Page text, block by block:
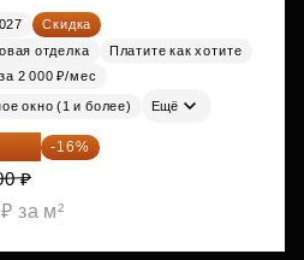
Скидка
отделка
Платите как хотите
2 000 ₽/мес
окно (1 и более) Ещё
₽ -16%
₽
за м²